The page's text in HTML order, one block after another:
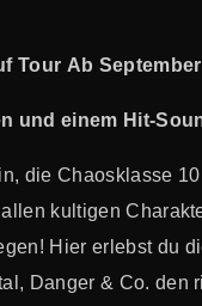
Tour Ab
und einem Hit-
die Chaosklasse
kultigen
Hier erlebst du
Danger & Co.